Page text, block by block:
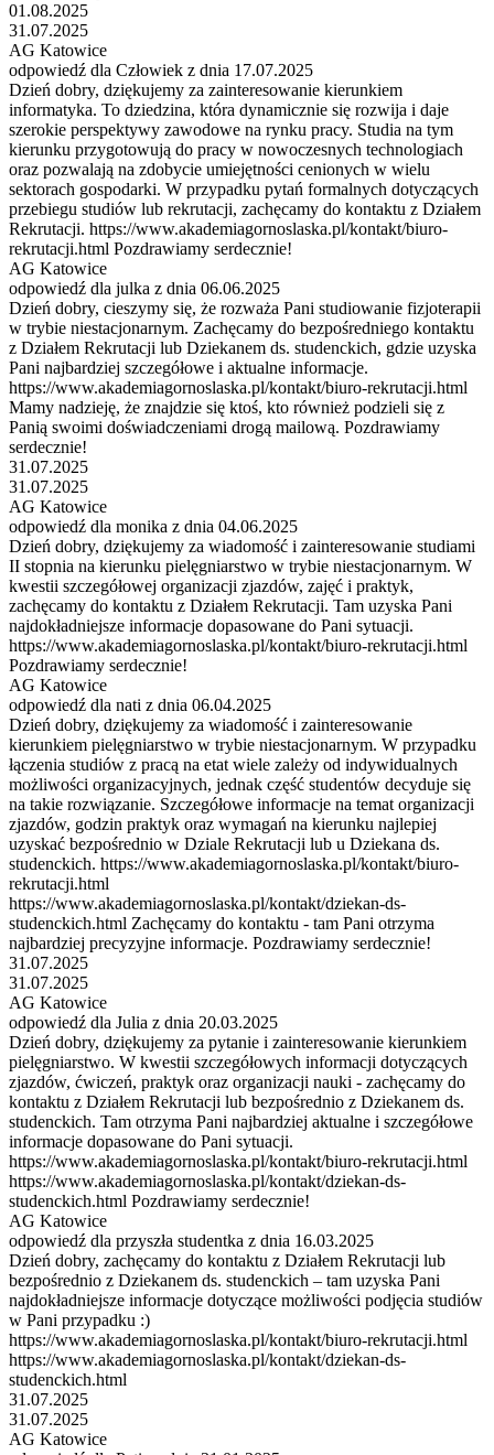
01.08.2025
31.07.2025
AG Katowice
odpowiedź dla Człowiek z dnia 17.07.2025
Dzień dobry, dziękujemy za zainteresowanie kierunkiem
informatyka. To dziedzina, która dynamicznie się rozwija i daje
szerokie perspektywy zawodowe na rynku pracy. Studia na tym
kierunku przygotowują do pracy w nowoczesnych technologiach
oraz pozwalają na zdobycie umiejętności cenionych w wielu
sektorach gospodarki. W przypadku pytań formalnych dotyczących
przebiegu studiów lub rekrutacji, zachęcamy do kontaktu z Działem
Rekrutacji. https://www.akademiagornoslaska.pl/kontakt/biuro-
rekrutacji.html Pozdrawiamy serdecznie!
AG Katowice
odpowiedź dla julka z dnia 06.06.2025
Dzień dobry, cieszymy się, że rozważa Pani studiowanie fizjoterapii
w trybie niestacjonarnym. Zachęcamy do bezpośredniego kontaktu
z Działem Rekrutacji lub Dziekanem ds. studenckich, gdzie uzyska
Pani najbardziej szczegółowe i aktualne informacje.
https://www.akademiagornoslaska.pl/kontakt/biuro-rekrutacji.html
Mamy nadzieję, że znajdzie się ktoś, kto również podzieli się z
Panią swoimi doświadczeniami drogą mailową. Pozdrawiamy
serdecznie!
31.07.2025
31.07.2025
AG Katowice
odpowiedź dla monika z dnia 04.06.2025
Dzień dobry, dziękujemy za wiadomość i zainteresowanie studiami
II stopnia na kierunku pielęgniarstwo w trybie niestacjonarnym. W
kwestii szczegółowej organizacji zjazdów, zajęć i praktyk,
zachęcamy do kontaktu z Działem Rekrutacji. Tam uzyska Pani
najdokładniejsze informacje dopasowane do Pani sytuacji.
https://www.akademiagornoslaska.pl/kontakt/biuro-rekrutacji.html
Pozdrawiamy serdecznie!
AG Katowice
odpowiedź dla nati z dnia 06.04.2025
Dzień dobry, dziękujemy za wiadomość i zainteresowanie
kierunkiem pielęgniarstwo w trybie niestacjonarnym. W przypadku
łączenia studiów z pracą na etat wiele zależy od indywidualnych
możliwości organizacyjnych, jednak część studentów decyduje się
na takie rozwiązanie. Szczegółowe informacje na temat organizacji
zjazdów, godzin praktyk oraz wymagań na kierunku najlepiej
uzyskać bezpośrednio w Dziale Rekrutacji lub u Dziekana ds.
studenckich. https://www.akademiagornoslaska.pl/kontakt/biuro-
rekrutacji.html
https://www.akademiagornoslaska.pl/kontakt/dziekan-ds-
studenckich.html Zachęcamy do kontaktu - tam Pani otrzyma
najbardziej precyzyjne informacje. Pozdrawiamy serdecznie!
31.07.2025
31.07.2025
AG Katowice
odpowiedź dla Julia z dnia 20.03.2025
Dzień dobry, dziękujemy za pytanie i zainteresowanie kierunkiem
pielęgniarstwo. W kwestii szczegółowych informacji dotyczących
zjazdów, ćwiczeń, praktyk oraz organizacji nauki - zachęcamy do
kontaktu z Działem Rekrutacji lub bezpośrednio z Dziekanem ds.
studenckich. Tam otrzyma Pani najbardziej aktualne i szczegółowe
informacje dopasowane do Pani sytuacji.
https://www.akademiagornoslaska.pl/kontakt/biuro-rekrutacji.html
https://www.akademiagornoslaska.pl/kontakt/dziekan-ds-
studenckich.html Pozdrawiamy serdecznie!
AG Katowice
odpowiedź dla przyszła studentka z dnia 16.03.2025
Dzień dobry, zachęcamy do kontaktu z Działem Rekrutacji lub
bezpośrednio z Dziekanem ds. studenckich – tam uzyska Pani
najdokładniejsze informacje dotyczące możliwości podjęcia studiów
w Pani przypadku :)
https://www.akademiagornoslaska.pl/kontakt/biuro-rekrutacji.html
https://www.akademiagornoslaska.pl/kontakt/dziekan-ds-
studenckich.html
31.07.2025
31.07.2025
AG Katowice